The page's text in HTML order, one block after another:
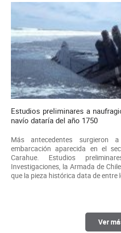
Estudios preliminares a
navío dataría del año 1750
Más antecedentes
embarcación aparecida en el
Carahue. Estudios
Investigaciones, la Armada de
que la pieza histórica data de entre
Ver